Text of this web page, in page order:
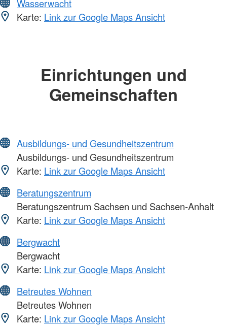
Wasserwacht
Karte: Link zur Google Maps Ansicht
Einrichtungen und
Gemeinschaften
Ausbildungs- und Gesundheitszentrum
Ausbildungs- und Gesundheitszentrum
Karte: Link zur Google Maps Ansicht
Beratungszentrum
Beratungszentrum Sachsen und Sachsen-Anhalt
Karte: Link zur Google Maps Ansicht
Bergwacht
Bergwacht
Karte: Link zur Google Maps Ansicht
Betreutes Wohnen
Betreutes Wohnen
Karte: Link zur Google Maps Ansicht